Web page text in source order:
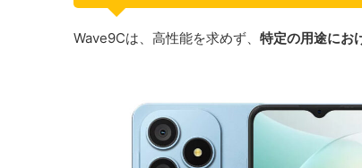
Wave9Cは、高性能を求めず、 特定の用途にお